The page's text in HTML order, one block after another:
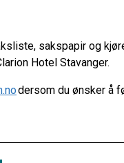
sakspapir og
Hotel Stavanger.
dersom du ønsker å